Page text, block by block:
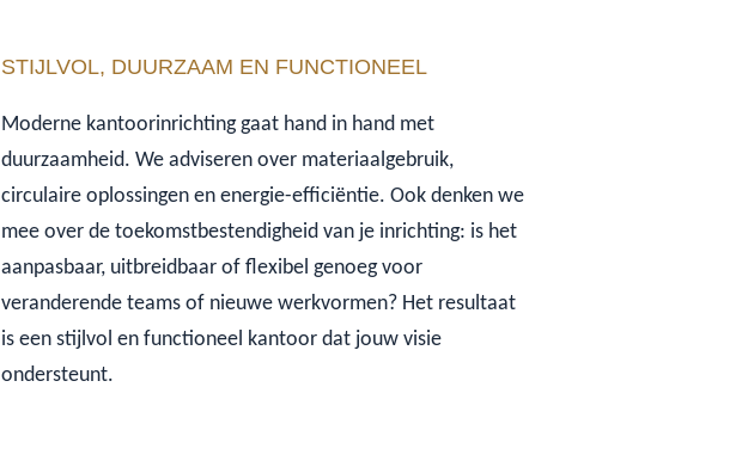
STIJLVOL, DUURZAAM EN FUNCTIONEEL
Moderne kantoorinrichting gaat hand in hand met
duurzaamheid. We adviseren over materiaalgebruik,
circulaire oplossingen en energie-efficiëntie. Ook denken we
mee over de toekomstbestendigheid van je inrichting: is het
aanpasbaar, uitbreidbaar of flexibel genoeg voor
veranderende teams of nieuwe werkvormen? Het resultaat
is een stijlvol en functioneel kantoor dat jouw visie
ondersteunt.